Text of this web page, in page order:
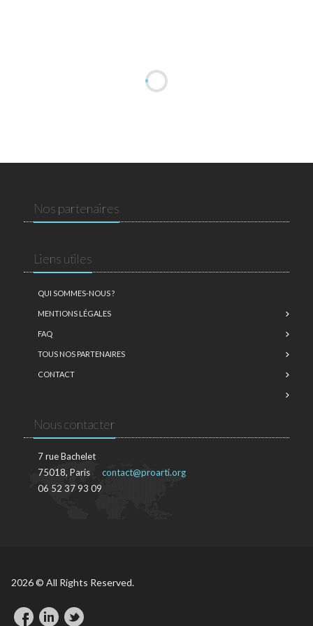
Nos partenaires
Liens utiles
QUI SOMMES-NOUS ?
MENTIONS LÉGALES
FAQ
TOUS NOS PARTENAIRES
CONTACT
Nous contacter
7 rue Bachelet
75018, Paris
06 52 37 93 09
contact@proarti.org
2026 © All Rights Reserved.